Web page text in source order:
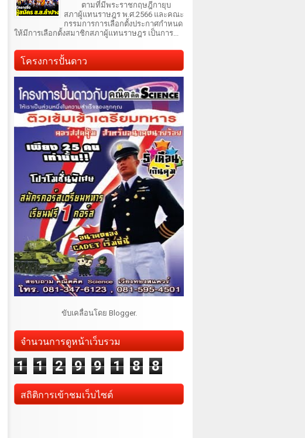
ตามที่มีพระราชกฤษฎีกายุบ
สภาผู้แทนราษฎร พ.ศ.2566 และคณะ
กรรมการการเลือกตั้งประกาศกำหนด
ให้มีการเลือกตั้งสมาชิกสภาผู้แทนราษฎร เป็นการ...
โครงการปั้นดาว
ขับเคลื่อนโดย Blogger.
จำนวนการดูหน้าเว็บรวม
1 1 2 9 9 1 8 8
สถิติการเข้าชมเว็บไซต์